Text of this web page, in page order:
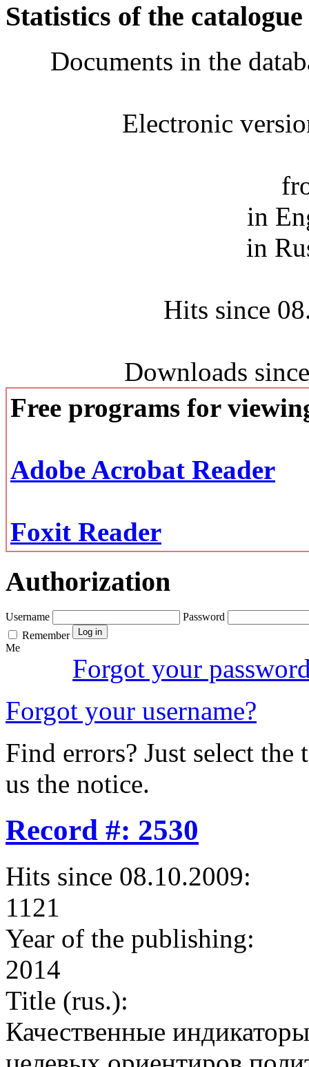
Statistics of the catalogue
Documents in the
Electronic
in
in
Hits since
Downloads
Free programs for
Adobe Acrobat Reader
Foxit Reader
Authorization
Username
Password
Remember
Me
Forgot your
Forgot your username?
Find errors? Just select
us the notice.
Record #: 2530
Hits since 08.10.2009:
1121
Year of the publishing:
2014
Title (rus.):
Качественные